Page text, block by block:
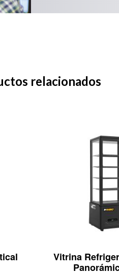
relacionados
Vitrina